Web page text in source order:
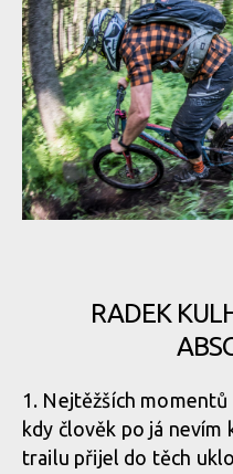
Report: Hardcore Blinduro se
mu mává Klokan
Report: Hardcore Blinduro se
RADEK
1. Nejtěžších
kdy člověk po já nevím
trailu přijel do těch